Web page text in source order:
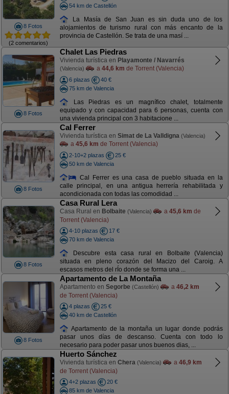
8 Fotos
(2 comentarios)
54 km de Castellón
La Masía de San Juan es sin duda uno de los
alojamientos de turismo rural con más encanto de la
provincia de Castellón. Se trata de una masí ...
8 Fotos
Chalet Las Piedras
Vivienda turística en Playamonte / Navarrés
(Valencia) a 44,6 km de Torrent (Valencia)
6 plazas
40 €
75 km de Valencia
Las Piedras es un magnífico chalet, totalmente
equipado y con capacidad para 6 personas, cuenta con
una vivienda principal con 3 habitacione ...
8 Fotos
Cal Ferrer
Vivienda turística en Simat de La Valldigna (Valencia)
a 45,6 km de Torrent (Valencia)
2-10+2 plazas
25 €
50 km de Valencia
Cal Ferrer es una casa de pueblo situada en la
calle principal, en una antigua herrería rehabilitada y
acondicionada con todas las comodidad ...
8 Fotos
Casa Rural Lera
Casa Rural en Bolbaite (Valencia) a 45,6 km de
Torrent (Valencia)
4-10 plazas
17 €
70 km de Valencia
Descubre esta casa rural en Bolbaite (Valencia)
situada en pleno corazón del Macizo del Caroig. A
escasos metros del rÍo donde se forma una ...
8 Fotos
Apartamento de La Montaña
Apartamento en Segorbe (Castellón) a 46,2 km
de Torrent (Valencia)
4 plazas
25 €
40 km de Castellón
Apartamento de la montaña un lugar donde podrás
pasar unos días de descanso. Cuenta con todo lo
necesario para poder pasar unos buenos dias, ...
Huerto Sánchez
Vivienda turística en Chera (Valencia) a 46,9 km
de Torrent (Valencia)
4+2 plazas
20 €
85 km de Valencia